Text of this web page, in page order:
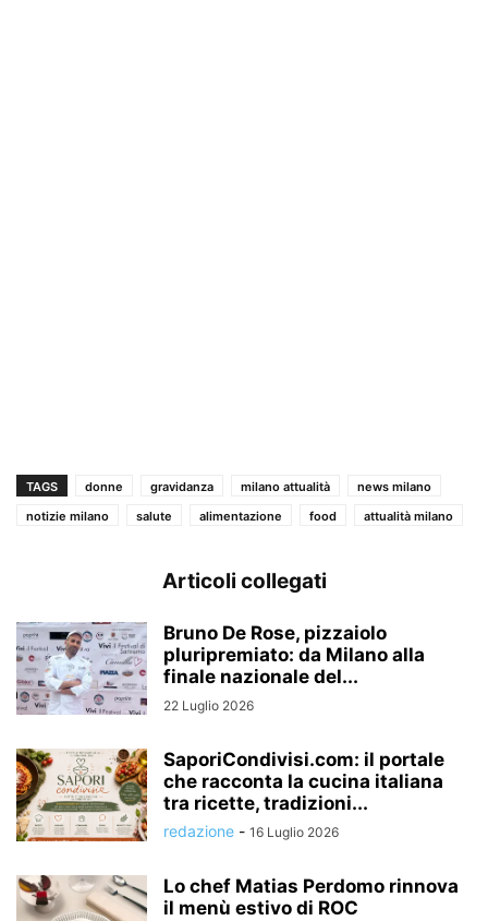
TAGS donne gravidanza milano attualità
news milano
notizie milano
salute alimentazione food attualità milano
Articoli collegati
Bruno De Rose, pizzaiolo
pluripremiato: da Milano alla
finale nazionale del...
22 Luglio 2026
SaporiCondivisi.com: il portale
che racconta la cucina italiana
tra ricette, tradizioni...
redazione - 16 Luglio 2026
Lo chef Matias Perdomo rinnova
il menù estivo di ROC